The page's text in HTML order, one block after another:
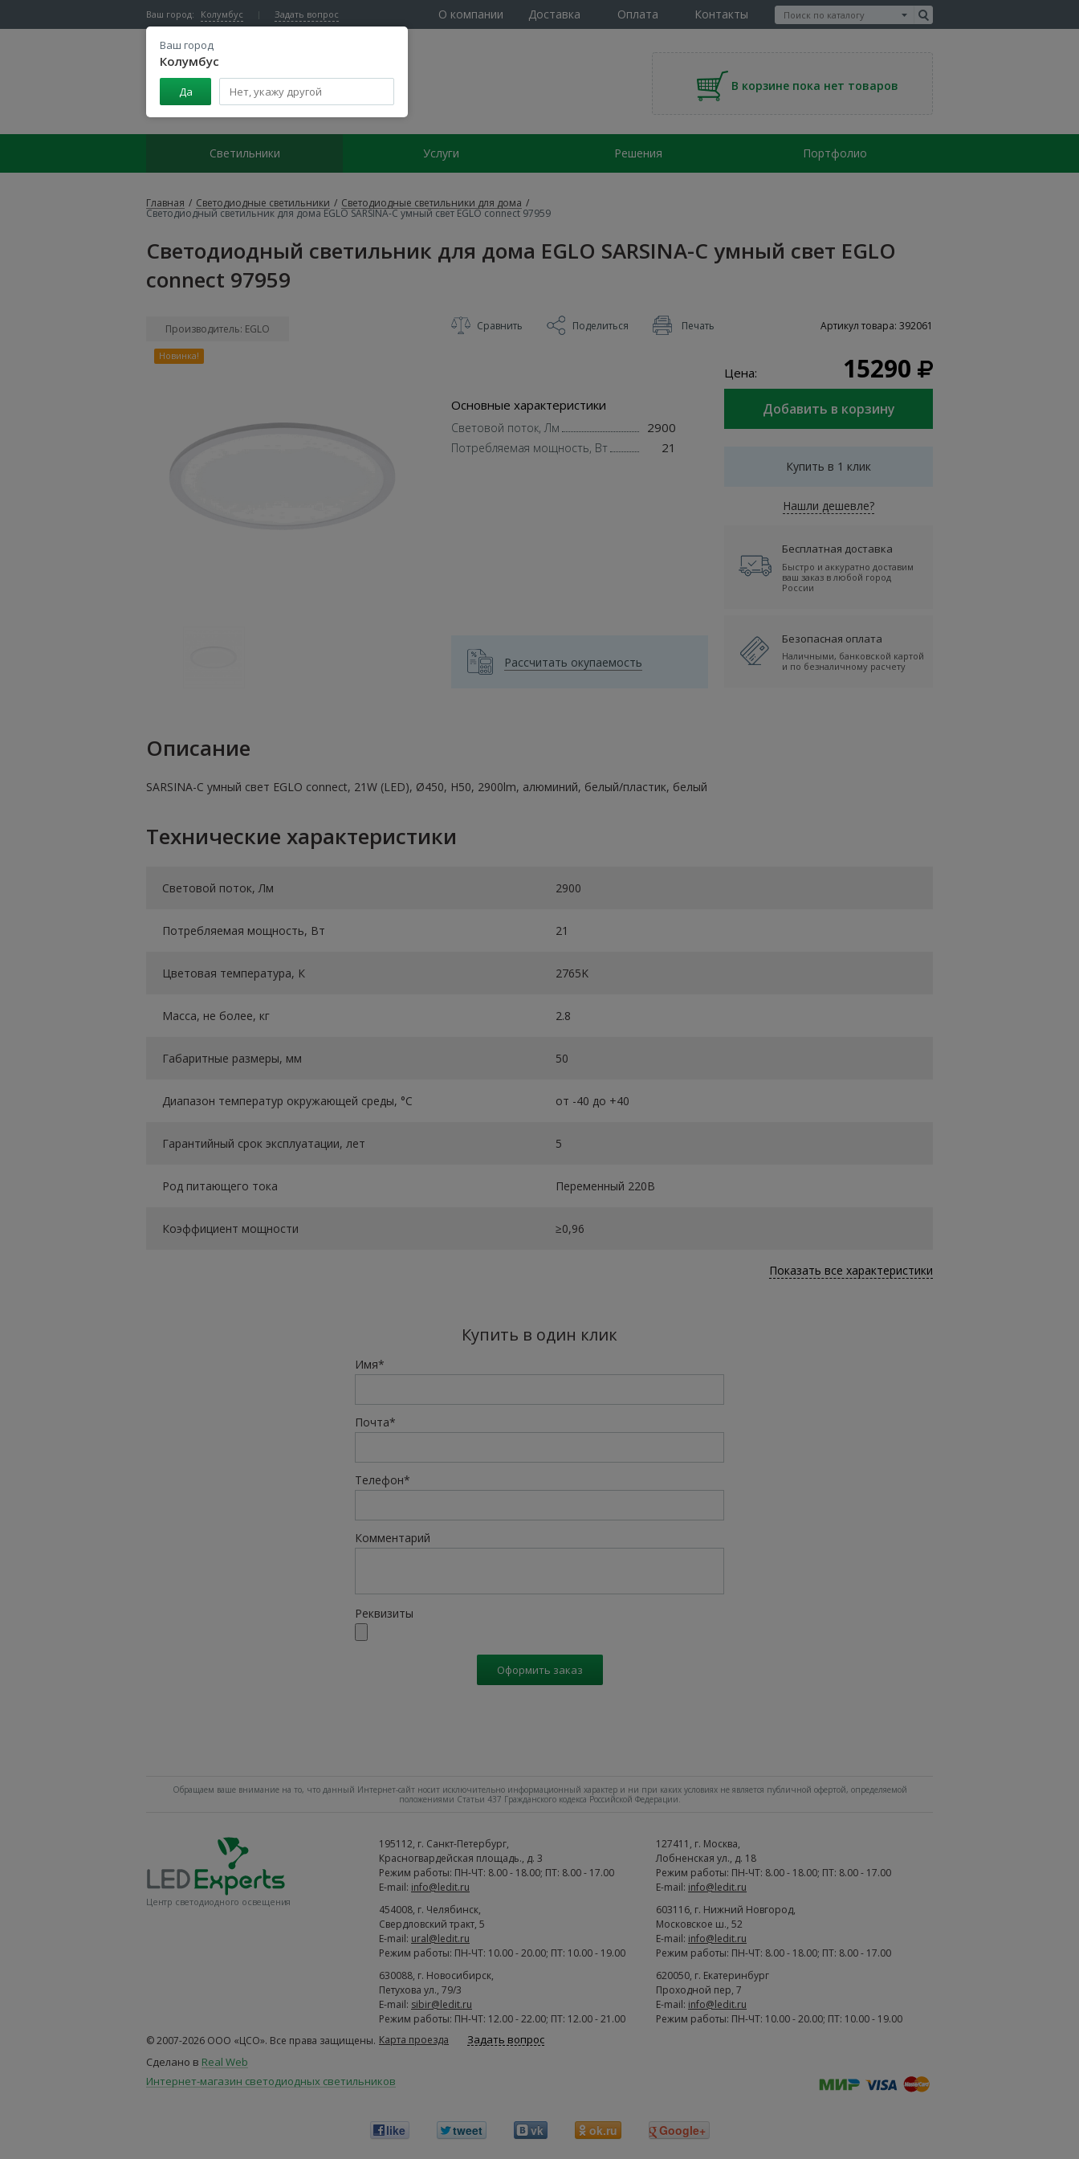
Ваш город: Колумбус
Ваш город
Колумбус
Да
Задать вопрос О компании Доставка Оплата Контакты
Центр светодиодного освещения
В корзине пока нет товаров
Светильники Услуги Решения Портфолио
Главная / Светодиодные светильники / Светодиодные светильники для дома /
Светодиодный светильник для дома EGLO SARSINA-C умный свет EGLO connect 97959
Светодиодный светильник для дома EGLO SARSINA-C умный свет EGLO
connect 97959
Производитель: EGLO
Новинка!
Сравнить Поделиться Печать Артикул товара: 392061
Основные характеристики
Световой поток, Лм 2900
Потребляемая мощность, Вт 21
Рассчитать окупаемость
Цена: 15290
Купить в 1 клик
Нашли дешевле?
Бесплатная доставка
Быстро и аккуратно доставим
ваш заказ в любой город
России
Безопасная оплата
Наличными, банковской картой
и по безналичному расчету
Описание
SARSINA-C умный свет EGLO connect, 21W (LED), Ø450, H50, 2900lm, алюминий, белый/пластик, белый
Технические характеристики
Световой поток, Лм 2900
Потребляемая мощность, Вт 21
Цветовая температура, К 2765K
Масса, не более, кг 2.8
Габаритные размеры, мм 50
Диапазон температур окружающей среды, °C от -40 до +40
Гарантийный срок эксплуатации, лет 5
Род питающего тока Переменный 220В
Коэффициент мощности ≥0,96
Показать все характеристики
Купить в один клик
Имя*
Почта*
Телефон*
Комментарий
Реквизиты
Оформить заказ
Обращаем ваше внимание на то, что данный Интернет-сайт носит исключительно информационный характер и ни при каких условиях не является публичной офертой, определяемой
положениями Статьи 437 Гражданского кодекса Российской Федерации.
Центр светодиодного освещения
195112, г. Cанкт-Петербург,
Красногвардейская площадь., д. 3
Режим работы: ПН-ЧТ: 8.00 - 18.00; ПТ: 8.00 - 17.00
E-mail: info@ledit.ru
127411 , г. Москва,
Лобненская ул., д. 18
Режим работы: ПН-ЧТ: 8.00 - 18.00; ПТ: 8.00 - 17.00
E-mail: info@ledit.ru
454008, г. Челябинск,
Свердловский тракт, 5
E-mail: ural@ledit.ru
Режим работы: ПН-ЧТ: 10.00 - 20.00; ПТ: 10.00 - 19.00
603116, г. Нижний Новгород,
Московское ш., 52
E-mail: info@ledit.ru
Режим работы: ПН-ЧТ: 8.00 - 18.00; ПТ: 8.00 - 17.00
630088, г. Новосибирск,
Петухова ул., 79/3
E-mail: sibir@ledit.ru
Режим работы: ПН-ЧТ: 12.00 - 22.00; ПТ: 12.00 - 21.00
620050, г. Екатеринбург
Проходной пер, 7
E-mail: info@ledit.ru
Режим работы: ПН-ЧТ: 10.00 - 20.00; ПТ: 10.00 - 19.00
Карта проезда
Задать вопрос
© 2007-2026 ООО «ЦСО». Все права защищены.
Сделано в Real Web
Интернет-магазин светодиодных светильников
like tweet vk ok.ru Google+